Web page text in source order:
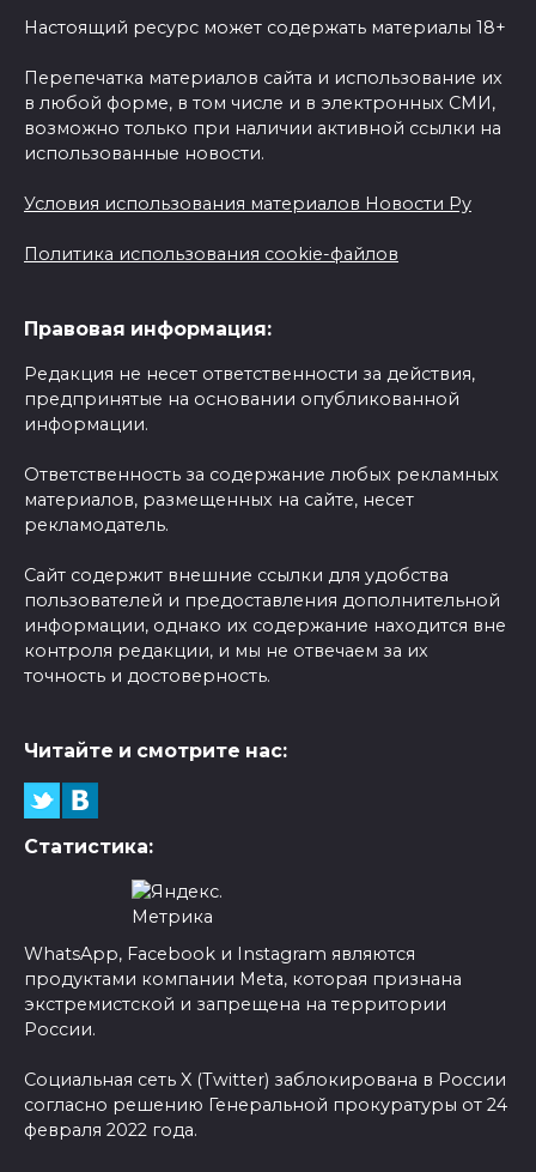
Настоящий ресурс может содержать материалы 18+
Перепечатка материалов сайта и использование их
в любой форме, в том числе и в электронных СМИ,
возможно только при наличии активной ссылки на
использованные новости.
Условия использования материалов Новости Ру
Политика использования cookie-файлов
Правовая информация:
Редакция не несет ответственности за действия,
предпринятые на основании опубликованной
информации.
Ответственность за содержание любых рекламных
материалов, размещенных на сайте, несет
рекламодатель.
Сайт содержит внешние ссылки для удобства
пользователей и предоставления дополнительной
информации, однако их содержание находится вне
контроля редакции, и мы не отвечаем за их
точность и достоверность.
Читайте и смотрите нас:
Статистика:
WhatsApp, Facebook и Instagram являются
продуктами компании Meta, которая признана
экстремистской и запрещена на территории
России.
Социальная сеть X (Twitter) заблокирована в России
согласно решению Генеральной прокуратуры от 24
февраля 2022 года.